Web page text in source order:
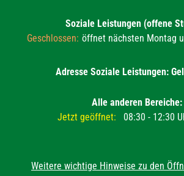
Soziale Leistungen (offene
Klicken, um weitere Öffnungs- oder
Geschlossen: öffnet nächsten Montag
Adresse Soziale Leistungen:
Alle anderen Bereiche:
Klicken, um weitere Öffnungs-
Jetzt geöffnet: 08:30 - 12:30
Weitere wichtige Hinweise zu den